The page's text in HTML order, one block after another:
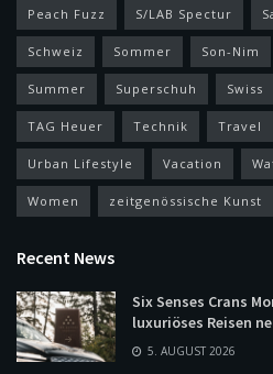
Peach Fuzz S/LAB Spectur
Schweiz Sommer Son-Nim
Summer Superschuh Swiss
TAG Heuer Technik Travel
Urban Lifestyle Vacation
Women zeitgenössische Kunst
Recent News
Six Senses Crans
luxuriöses Reisen
5. AUGUST 2026